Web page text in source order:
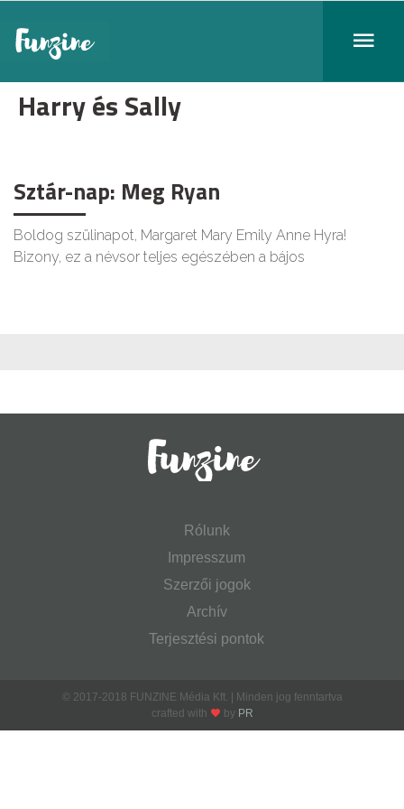
Harry és Sally
Sztár-nap: Meg Ryan
Boldog szülinapot, Margaret Mary Emily Anne Hyra!
Bizony, ez a névsor teljes egészében a bájos
Rólunk
Impresszum
Szerzői jogok
Archív
Terjesztési pontok
© 2017-2018 FUNZINE Média Kft. | Minden jog fenntartva
crafted with
by PR